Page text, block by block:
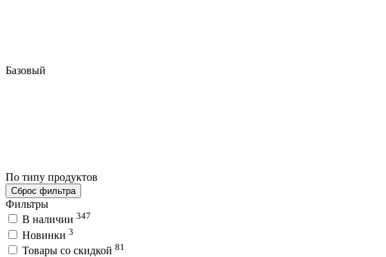
Базовый
По типу продуктов
Сброс фильтра
Фильтры
В наличии 347
Новинки 3
Товары со скидкой 81